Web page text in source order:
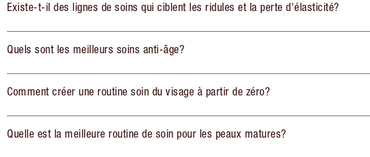
Existe-t-il des lignes de soins qui ciblent les ridules et la perte d'élasticité?
Quels sont les meilleurs soins anti-âge?
Comment créer une routine soin du visage à partir de zéro?
Quelle est la meilleure routine de soin pour les peaux matures?